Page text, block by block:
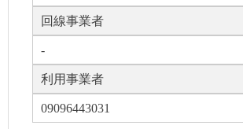
回線事業者
-
利用事業者
09096443031